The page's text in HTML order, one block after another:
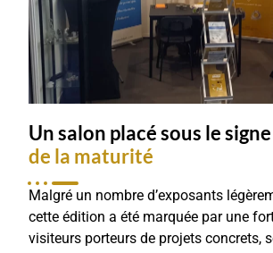
Un salon placé sous le signe
de la maturité
Malgré un nombre d’exposants
cette édition a été marquée par une
visiteurs porteurs de projets concrets,